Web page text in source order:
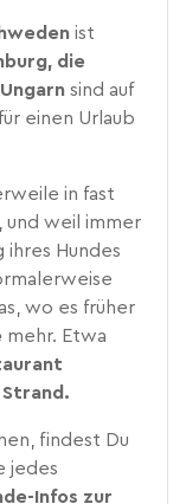
ist
die
sind auf
einen Urlaub
in fast
und weil immer
ihres Hundes
wo es früher
mehr. Etwa
Strand.
findest Du
jedes
Infos zur